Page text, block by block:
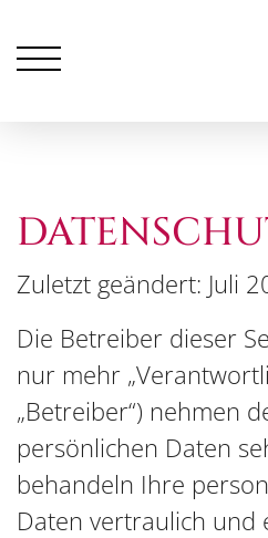
Zuletzt geändert: Juli
Die Betreiber dieser
nur mehr
„Betreiber“) nehmen
persönlichen Daten
behandeln Ihre
Daten vertraulich und